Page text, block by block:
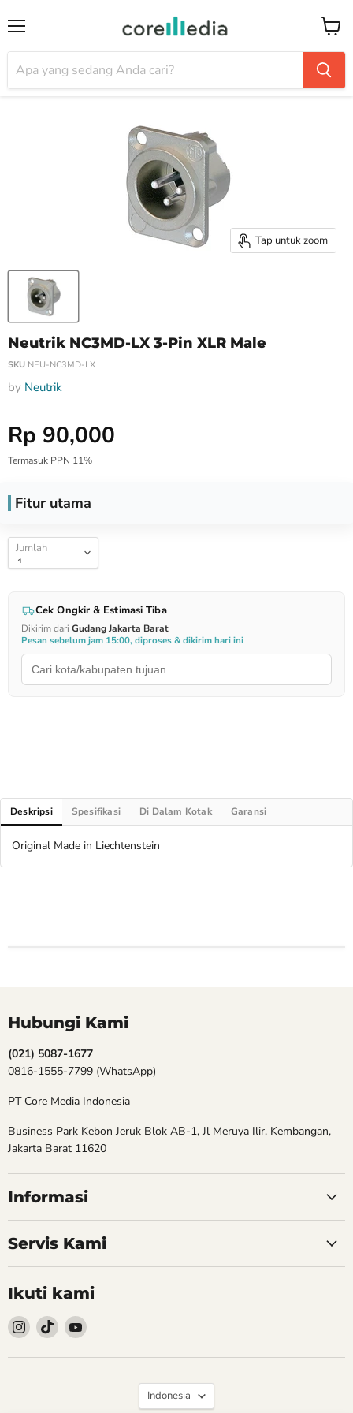
Tap untuk zoom
Neutrik NC3MD-LX 3-Pin XLR Male
SKU NEU-NC3MD-LX
by Neutrik
Harga Special
Rp 90,000
Termasuk PPN 11%
Fitur utama
Jumlah
Cek Ongkir & Estimasi Tiba
Dikirim dari Gudang Jakarta Barat
Pesan sebelum jam 15:00, diproses & dikirim hari ini
Deskripsi Spesifikasi Di Dalam Kotak Garansi
Original Made in Liechtenstein
Hubungi Kami
(021) 5087-1677
0816-1555-7799 (WhatsApp)
PT Core Media Indonesia
Business Park Kebon Jeruk Blok AB-1, Jl Meruya Ilir, Kembangan,
Jakarta Barat 11620
Informasi
Servis Kami
Ikuti kami
Follow
kami
Instagram
Follow
kami
TikTok
Follow
YouTube
Bahasa
Indonesia